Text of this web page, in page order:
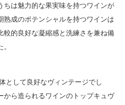
ちは魅力的な果実味を持つワインが
熟成のポテンシャルを持つワインは
較的良好な凝縮感と洗練さを兼ね備
として良好なヴィンテージでし
から造られるワインのトップキュヴ